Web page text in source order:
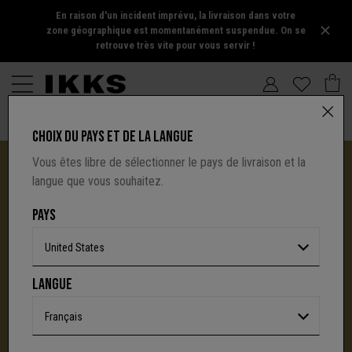
En raison d'un incident imprévu, la livraison dans votre
zone géographique est momentanément suspendue. On se
retrouve très vite pour vous servir !
UNE NOUVELLE PAGE S'ÉCRIT AVEC IKKS
C'est la fin d'une aventure : le site I.Code ferme
définitivement.Mais l'audace, la créativité
CHOIX DU PAYS ET DE LA LANGUE
Vous êtes libre de sélectionner le pays de livraison et la
langue que vous souhaitez.
PAYS
United States
LANGUE
Français